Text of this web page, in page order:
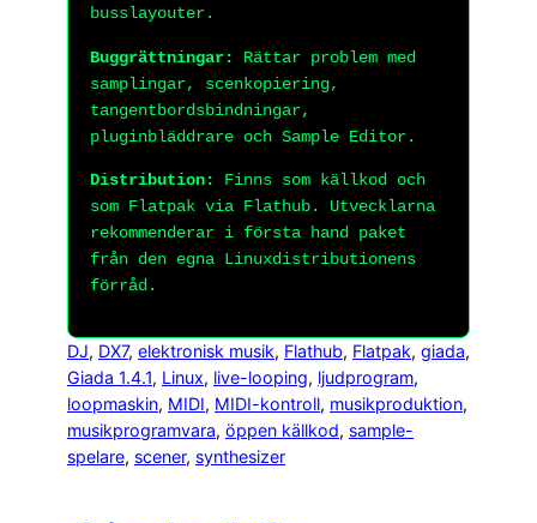
busslayouter.
Buggrättningar:
Rättar problem med
samplingar, scenkopiering,
tangentbordsbindningar,
pluginbläddrare och Sample Editor.
Distribution:
Finns som källkod och
som Flatpak via Flathub. Utvecklarna
rekommenderar i första hand paket
från den egna Linuxdistributionens
förråd.
DJ, DX7, elektronisk musik, Flathub, Flatpak, giada
Giada 1.4.1, Linux, live-looping, ljudprogram
loopmaskin, MIDI, MIDI-kontroll, musikproduktion
musikprogramvara, öppen källkod, sample-
spelare, scener, synthesizer